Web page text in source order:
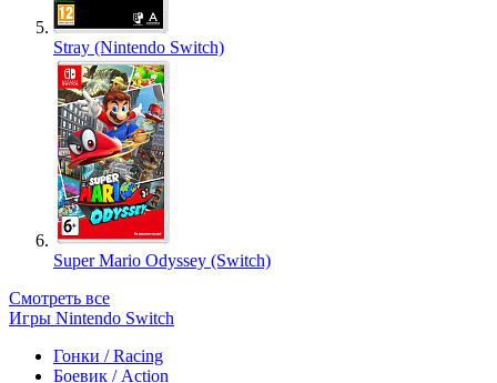
Stray (Nintendo Switch)
Super Mario Odyssey (Switch)
Смотреть все
Игры Nintendo Switch
Гонки / Racing
Боевик / Action